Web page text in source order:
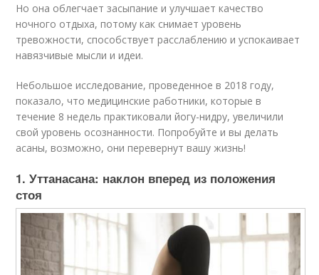
Но она облегчает засыпание и улучшает качество
ночного отдыха, потому как снимает уровень
тревожности, способствует расслаблению и успокаивает
навязчивые мысли и идеи.
Небольшое исследование, проведенное в 2018 году,
показало, что медицинские работники, которые в
течение 8 недель практиковали йогу-нидру, увеличили
свой уровень осознанности. Попробуйте и вы делать
асаны, возможно, они перевернут вашу жизнь!
1. Уттанасана: наклон вперед из положения
стоя